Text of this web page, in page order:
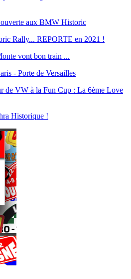
aux BMW Historic
Rally... REPORTE en 2021 !
vont bon train ...
- Porte de Versailles
de VW à la Fun Cup : La 6ème Love
Historique !